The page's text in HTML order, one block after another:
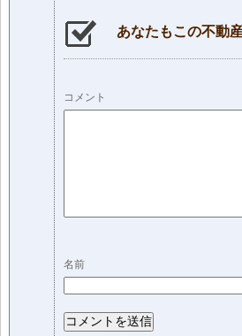
あなたもこの不動
コメント
名前